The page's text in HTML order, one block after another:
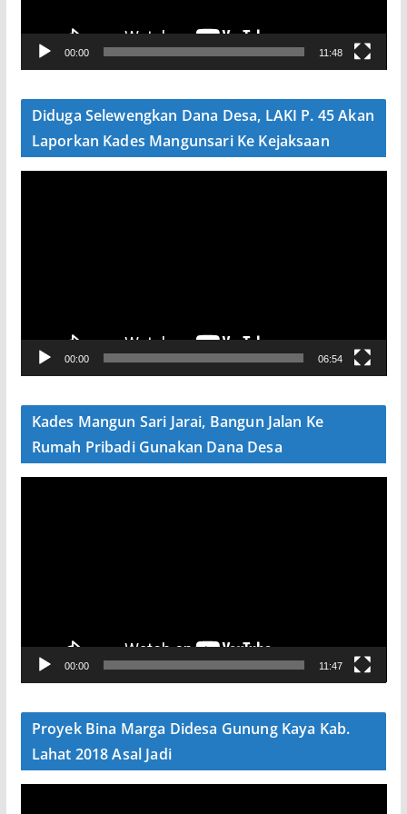
V
e
00:00 11:48
Diduga Selewengkan Dana Desa, LAKI P. 45 Akan
Laporkan Kades Mangunsari Ke Kejaksaan
V
e
00:00 06:54
Kades Mangun Sari Jarai, Bangun Jalan Ke
Rumah Pribadi Gunakan Dana Desa
V
e
00:00 11:47
Proyek Bina Marga Didesa Gunung Kaya Kab.
Lahat 2018 Asal Jadi